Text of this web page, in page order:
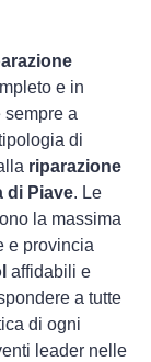
e in
sempre a
di
riparazione
di Piave. Le
la massima
e provincia
affidabili e
a tutte
di ogni
leader nelle